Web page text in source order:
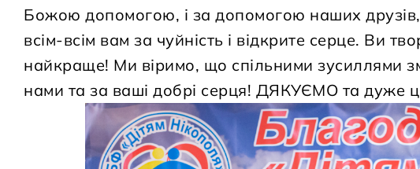
Божою допомогою, і за допомогою наших
всім-всім вам за чуйність і відкрите серце. Ви
найкраще! Ми віримо, що спільними зусиллями
нами та за ваші добрі серця! ДЯКУЄМО та дуже